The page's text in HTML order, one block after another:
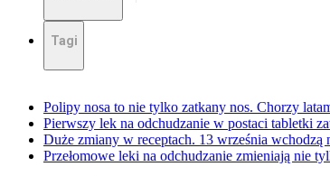
Tagi
Polipy nosa to nie tylko zatkany nos. Chorzy
Pierwszy lek na odchudzanie w postaci tabletki
Duże zmiany w receptach. 13 września wchodzą
Przełomowe leki na odchudzanie zmieniają nie